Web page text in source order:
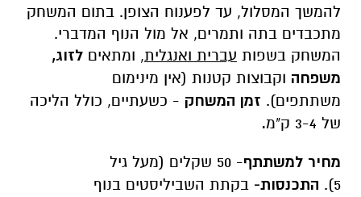
להמשך המסלול, עד לפענוח הצופן. בתום המשחק
מתכבדים בתה ותמרים, אל מול הנוף המדברי.
המשחק בשפות עברית ואנגלית, ומתאים לזוג,
משפחה וקבוצות קטנות (אין מינימום
משתתפים). זמן המשחק - כשעתיים, כולל הליכה
של 3-4 ק"מ
.
מחיר למשתתף
- 50 שקלים (מעל גיל
5).
התכנסות- בקתת השביליסטים בנוף